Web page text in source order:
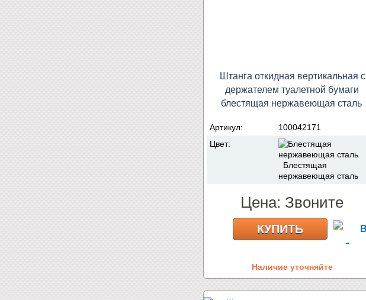
Штанга откидная вертикальная с
держателем туалетной бумаги
блестящая нержавеющая сталь
Артикул:
100042171
Цвет:
Блестящая
нержавеющая сталь
Цена: Звоните
КУПИТЬ
Наличие уточняйте